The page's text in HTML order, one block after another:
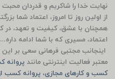
نهایت خدا را شاکریم و قدردان
از اولین روز تا امروز، اعتماد شما
همچنان با عشق، کیفیت و تعهد، در
اعتماد، مسیری که با شما ادامه داره...
اینجانب مجتبی فرهانی سعی بر این
معتبر فعالیت اینترنتی مانند پروانه
کسب و کارهای مجازی، پروانه کسب